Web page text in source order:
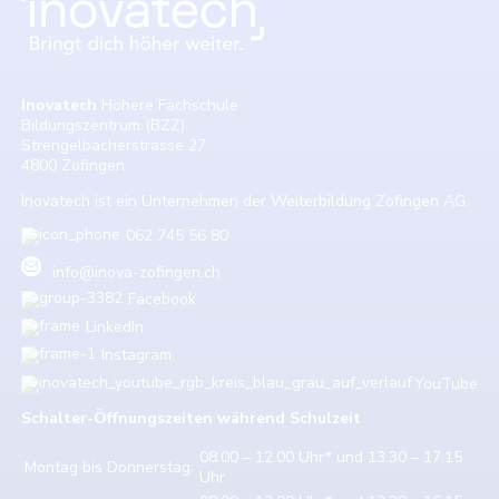
Inovatech Höhere Fachschule
Bildungszentrum (BZZ)
Strengelbacherstrasse 27
4800 Zofingen
Inovatech ist ein Unternehmen der Weiterbildung Zofingen AG.
062 745 56 80
info@inova-zofingen.ch
Facebook
LinkedIn
Instagram
YouTube
Schalter-Öffnungszeiten während Schulzeit
Montag bis Donnerstag: 08.00 – 12.00 Uhr* und 13.30 – 17.15
Uhr